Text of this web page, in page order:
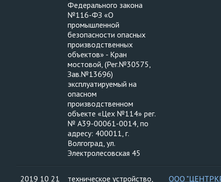
Федерального закона
№116-ФЗ «О
промышленной
безопасности опасных
производственных
объектов» - Кран
мостовой, (Рег.№30575,
Зав.№13696)
эксплуатируемый на
опасном
производственном
объекте «Цех №114» рег.
№ А39-00061-0014, по
адресу: 400011, г.
Волгоград, ул.
Электролесовская 45
2019 10 21
техническое устройство,
ООО